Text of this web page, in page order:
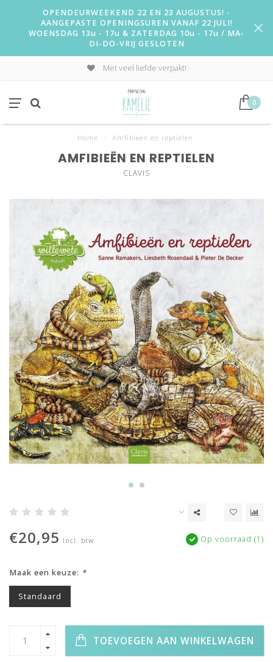
OPENDEURWEEKEND 22 EN 23 AUGUSTUS! -
AANGEPASTE OPENINGSUREN VANAF 22 JULI!
WOENSDAG 13u - 17u & ZATERDAG 10u - 17u / MA-
DI-DO-VRIJ GESLOTEN
Met veel liefde verpakt!
0
Home Amfibieën en reptielen
AMFIBIEËN EN REPTIELEN
CLAVIS
€20,95 Incl. btw Op voorraad (1)
Maak een keuze: *
Standaard
TOEVOEGEN AAN WINKELWAGEN